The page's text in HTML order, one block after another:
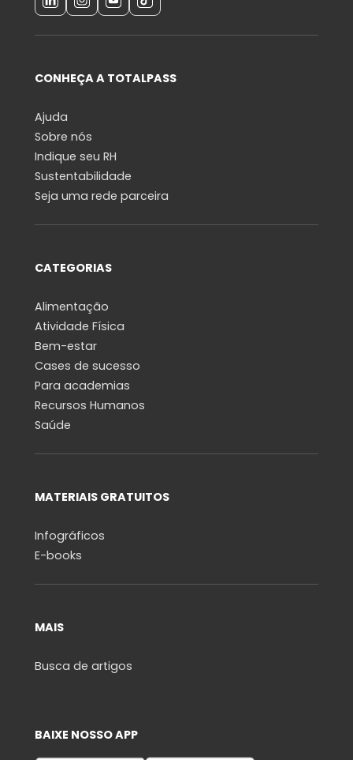
CONHEÇA A TOTALPASS
Ajuda
Sobre nós
Indique seu RH
Sustentabilidade
Seja uma rede parceira
CATEGORIAS
Alimentação
Atividade Física
Bem-estar
Cases de sucesso
Para academias
Recursos Humanos
Saúde
MATERIAIS GRATUITOS
Infográficos
E-books
MAIS
Busca de artigos
BAIXE NOSSO APP